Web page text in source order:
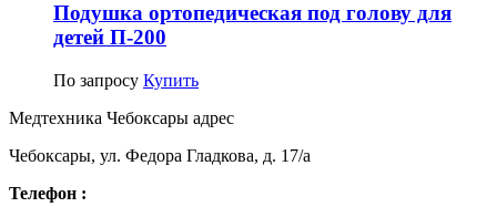
Подушка ортопедическая под голову для
детей П-200
По запросу Купить
Медтехника Чебоксары адрес
Чебоксары, ул. Федора Гладкова, д. 17/а
Телефон :